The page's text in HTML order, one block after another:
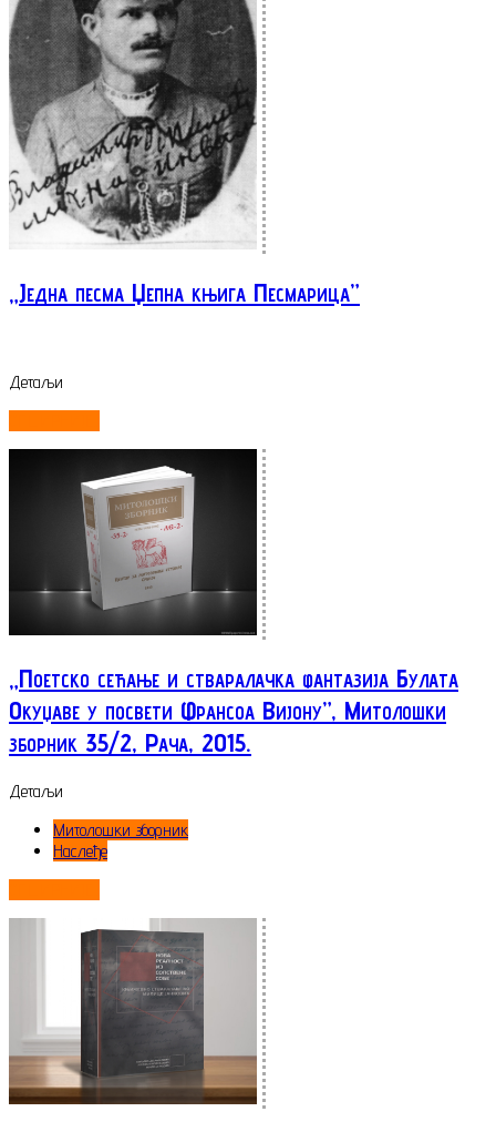
„Једна песма Џепна књига Песмарица”
Детаљи
„Поетско сећање и стваралачка фантазија Булата
Окуџаве у посвети Франсоа Вијону”, Митолошки
зборник 35/2, Рача, 2015.
Детаљи
Митолошки зборник
Наслеђе